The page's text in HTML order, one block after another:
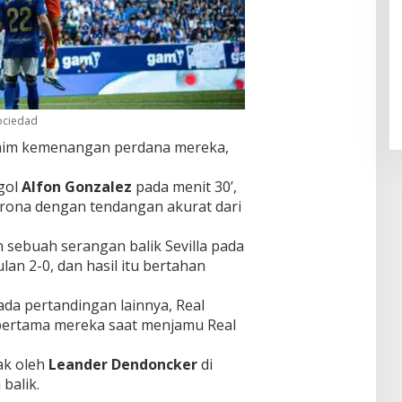
kemenangan perdana mereka,
Alfon Gonzalez pada menit 30’,
dengan tendangan akurat dari
sebuah serangan balik Sevilla pada
2-0, dan hasil itu bertahan
pertandingan lainnya, Real
mereka saat menjamu Real
oleh Leander Dendonckerdi
Pendaftaran Istana Dibuka,
Warga Berebut Kuota
Di Daerah, Nasional
09:13 WIB